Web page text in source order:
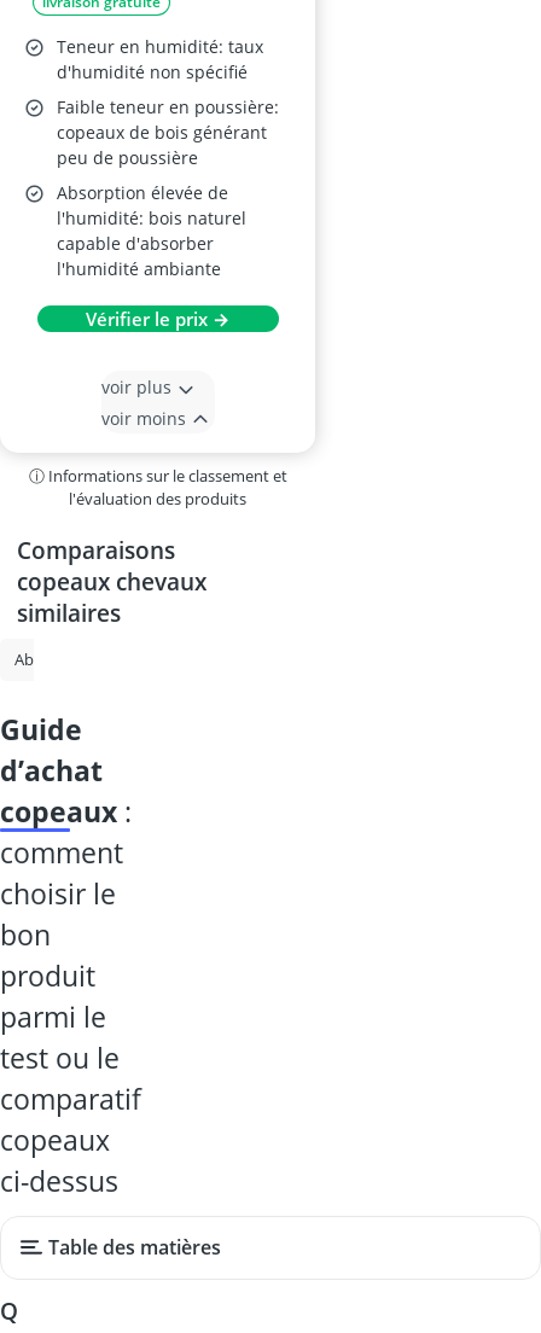
Coeur, Non Traité,
Arts et Artisanat
Teneur en humidité: taux
d'humidité non spécifié
Faible teneur en poussière:
copeaux de bois générant
peu de poussière
Absorption élevée de
l'humidité: bois naturel
capable d'absorber
l'humidité ambiante
Vérifier le prix →
voir plus
voir moins
ⓘ Informations sur le classement et
l'évaluation des produits
Comparaisons
copeaux chevaux
similaires
Abri hérisson
guide
d’achat
copeaux :
comment
choisir le
bon
produit
parmi le
test ou le
comparatif
copeaux
ci-dessus
Table des matières
Q